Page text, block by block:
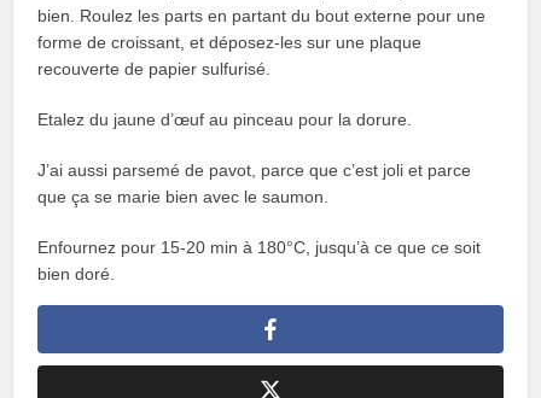
bien. Roulez les parts en partant du bout externe pour une
forme de croissant, et déposez-les sur une plaque
recouverte de papier sulfurisé.
Etalez du jaune d’œuf au pinceau pour la dorure.
J’ai aussi parsemé de pavot, parce que c’est joli et parce
que ça se marie bien avec le saumon.
Enfournez pour 15-20 min à 180°C, jusqu’à ce que ce soit
bien doré.